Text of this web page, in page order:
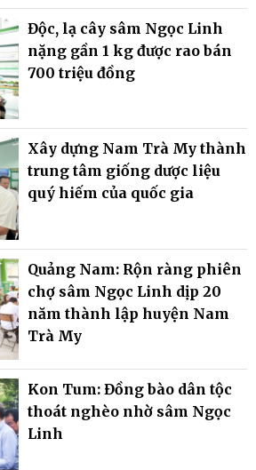
Độc, lạ cây sâm Ngọc Linh
nặng gần 1 kg được rao bán
700 triệu đồng
Xây dựng Nam Trà My thành
trung tâm giống dược liệu
quý hiếm của quốc gia
Quảng Nam: Rộn ràng phiên
chợ sâm Ngọc Linh dịp 20
năm thành lập huyện Nam
Trà My
Kon Tum: Đồng bào dân tộc
thoát nghèo nhờ sâm Ngọc
Linh